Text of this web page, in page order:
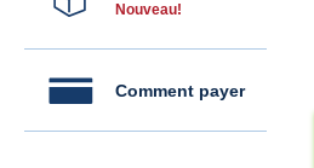
Nouveau!
Comment payer